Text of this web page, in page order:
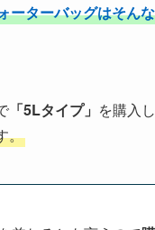
ターバッグはそん
「5Lタイプ」 を購入
。